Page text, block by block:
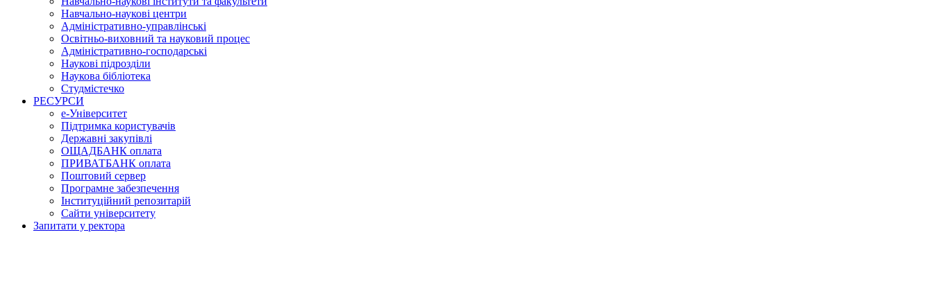
Навчально-наукові центри
Адміністративно-управлінські
Освітньо-виховний та науковий процес
Адміністративно-господарські
Наукові підрозділи
Наукова бібліотека
Студмістечко
РЕСУРСИ
е-Університет
Підтримка користувачів
Державні закупівлі
ОЩАДБАНК оплата
ПРИВАТБАНК оплата
Поштовий сервер
Програмне забезпечення
Інституційний репозитарій
Сайти університету
Запитати у ректора